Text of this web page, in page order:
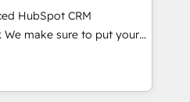
build. We fix what others
reality—practical
5% globally in client
HubSpot CRM
make sure to put your
goals first and think along
are only satisfied once